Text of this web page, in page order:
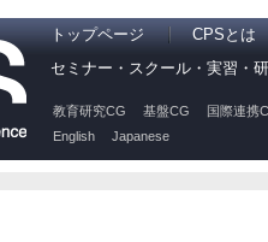
トップページ
CPSとは
セミナー・スクール・実習・
教育研究CG 基盤CG
国際連携
English
Japanese